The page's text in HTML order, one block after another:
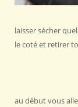
laisser sécher
le coté et retirer
au début vous